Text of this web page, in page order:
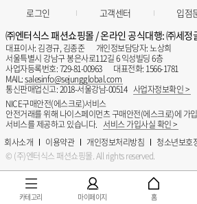
카테고리 마이페이지 홈